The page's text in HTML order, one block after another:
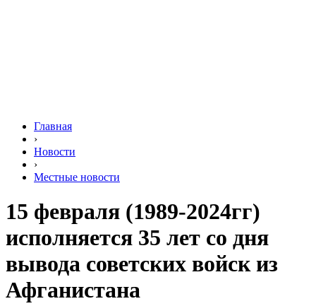
Главная
›
Новости
›
Местные новости
15 февраля (1989-2024гг)
исполняется 35 лет со дня
вывода советских войск из
Афганистана